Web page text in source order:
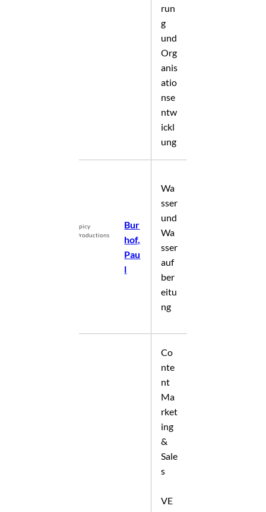
Spicy
Productions
Bur
hof,
Pau
l
run
g
und
Org
anis
atio
nse
ntw
ickl
ung
Wa
sser
und
Wa
sser
auf
ber
eitu
ng
Co
nte
nt
Ma
rket
ing
&
Sale
s
VE